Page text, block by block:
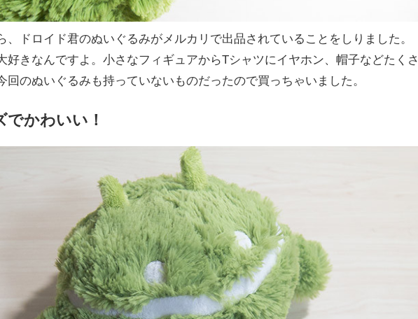
、ドロイド君のぬいぐるみがメルカリで出品されていることをしりました。
好きなんですよ。小さなフィギュアからTシャツにイヤホン、帽子などたくさ
回のぬいぐるみも持っていないものだったので買っちゃいました。
かわいい！